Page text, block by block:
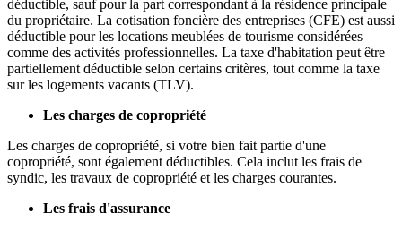
déductible, sauf pour la part correspondant à la résidence principale
du propriétaire. La cotisation foncière des entreprises (CFE) est aussi
déductible pour les locations meublées de tourisme considérées
comme des activités professionnelles. La taxe d'habitation peut être
partiellement déductible selon certains critères, tout comme la taxe
sur les logements vacants (TLV).
Les charges de copropriété
Les charges de copropriété, si votre bien fait partie d'une
copropriété, sont également déductibles. Cela inclut les frais de
syndic, les travaux de copropriété et les charges courantes.
Les frais d'assurance